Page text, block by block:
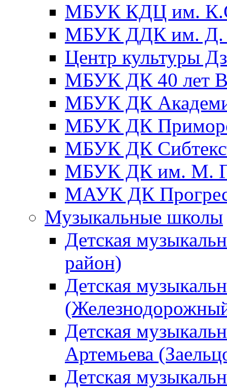
МБУК КДЦ им.
МБУК ДДК им. Д.
Центр культуры
МБУК ДК 40 лет
МБУК ДК
МБУК ДК
МБУК ДК
МБУК ДК им. М.
МАУК ДК
Музыкальные школы
Детская
район)
Детская
Детская
Артемьева
Детская